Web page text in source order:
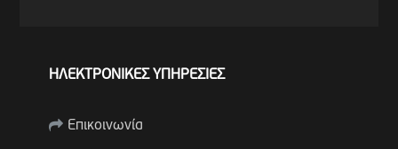
ΗΛΕΚΤΡΟΝΙΚΕΣ ΥΠΗΡΕΣΙΕΣ
Επικοινωνία